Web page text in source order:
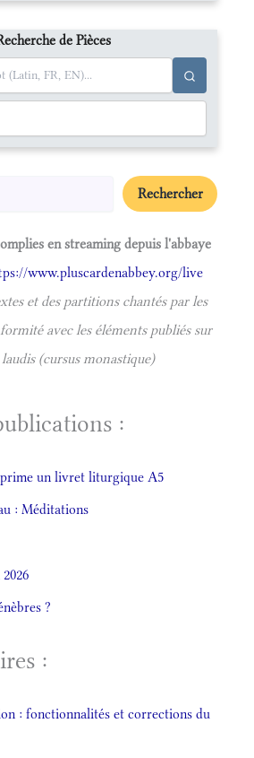
de Pièces
Rechercher
en streaming depuis l'abbaye
www.pluscardenabbey.org/live
et des partitions chantés par les
avec les éléments publiés sur
laudis (cursus monastique)
:
un livret liturgique A5
: Méditations
?
:
: fonctionnalités et corrections du